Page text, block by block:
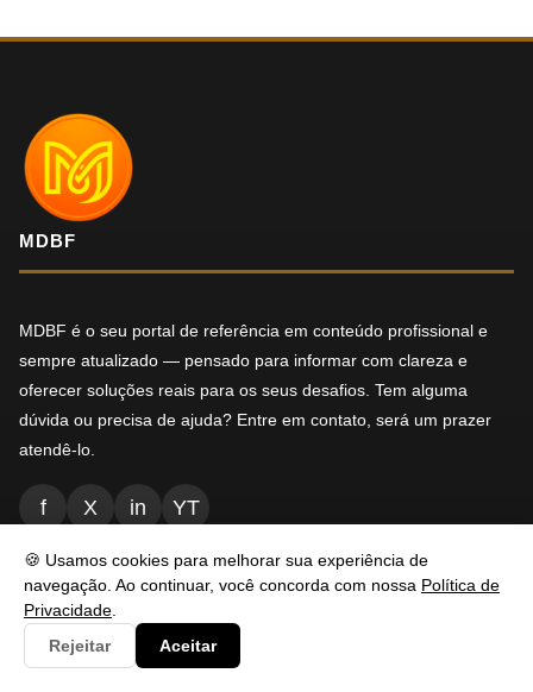
🍪 Usamos cookies para melhorar sua experiência de
navegação. Ao continuar, você concorda com nossa Política de
Privacidade
Rejeitar
Aceitar
MDBF
MDBF é o seu portal de referência em conteúdo profissional e
sempre atualizado — pensado para informar com clareza e
oferecer soluções reais para os seus desafios. Tem alguma
dúvida ou precisa de ajuda? Entre em contato, será um prazer
atendê-lo.
f X in YT
NAVEGAÇÃO
Inicio